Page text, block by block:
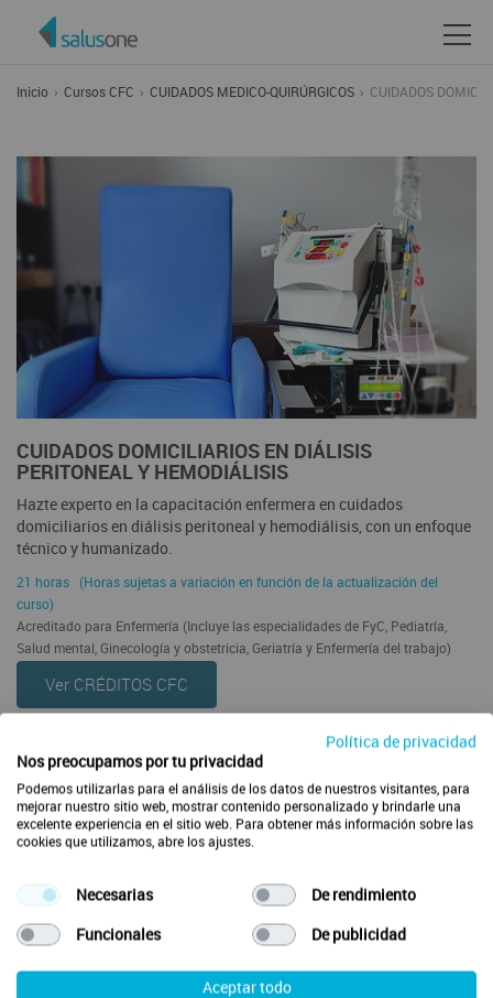
Inicio Cursos CFC CUIDADOS MEDICO-QUIRÚRGICOS CUIDADOS
CUIDADOS DOMICILIARIOS EN DIÁLISIS
PERITONEAL Y HEMODIÁLISIS
Hazte experto en la capacitación enfermera en cuidados
domiciliarios en diálisis peritoneal y hemodiálisis, con un enfoque
técnico y humanizado.
21 horas (Horas sujetas a variación en función de la actualización del
curso)
Acreditado para Enfermería (Incluye las especialidades de FyC, Pediatría,
Salud mental, Ginecología y obstetricia, Geriatría y Enfermería del trabajo)
Ver CRÉDITOS CFC
Política de privacidad
Nos preocupamos por tu privacidad
Podemos utilizarlas para el análisis de los datos de nuestros visitantes, para
mejorar nuestro sitio web, mostrar contenido personalizado y brindarle una
excelente experiencia en el sitio web. Para obtener más información sobre las
cookies que utilizamos, abre los ajustes.
Necesarias
De rendimiento
Funcionales
De publicidad
Aceptar todo